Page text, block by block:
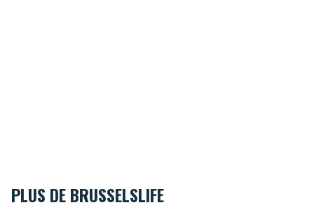
PLUS DE BRUSSELSLIFE